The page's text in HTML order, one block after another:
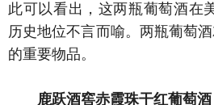
此可以看出，这两瓶葡萄酒在
历史地位不言而喻。两瓶葡萄
的重要物品。
鹿跃酒窖赤霞珠干红葡萄酒